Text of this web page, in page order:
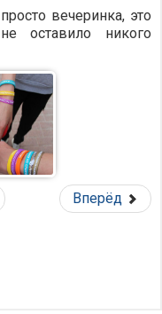
вечеринка, это
оставило никого
Вперёд